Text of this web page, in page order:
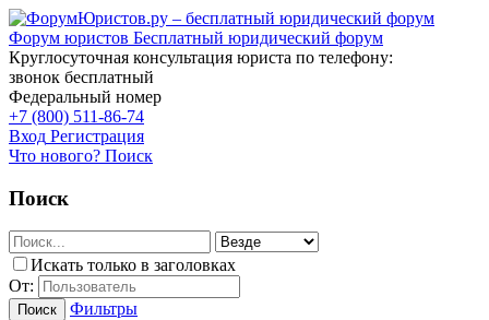
Форум юристов Бесплатный юридический форум
Круглосуточная консультация юриста по телефону:
звонок бесплатный
Федеральный номер
+7 (800) 511-86-74
Вход Регистрация
Что нового? Поиск
Поиск
Искать только в заголовках
От:
Поиск
Фильтры